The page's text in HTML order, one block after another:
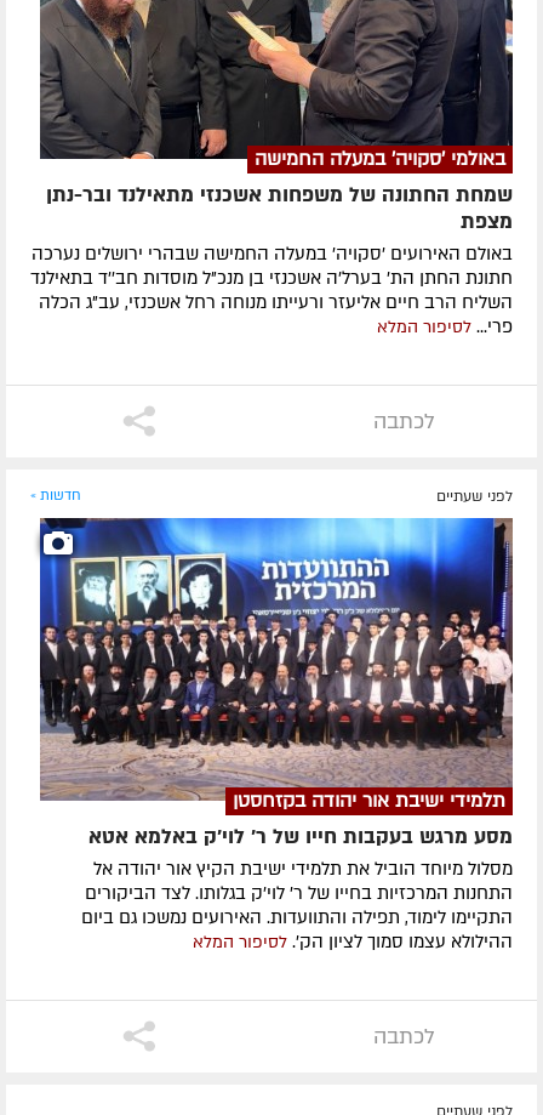
באולמי 'סקויה' במעלה החמישה
שמחת החתונה של משפחות אשכנזי מתאילנד ובר-נתן
מצפת
באולם האירועים 'סקויה' במעלה החמישה שבהרי ירושלים נערכה
חתונת החתן הת' בערל'ה אשכנזי בן מנכ"ל מוסדות חב''ד בתאילנד
השליח הרב חיים אליעזר ורעייתו מנוחה רחל אשכנזי, עב"ג הכלה
פרי... לסיפור המלא
לכתבה
לפני שעתיים חדשות »
תלמידי ישיבת אור יהודה בקזחסטן
מסע מרגש בעקבות חייו של ר' לוי'ק באלמא אטא
מסלול מיוחד הוביל את תלמידי ישיבת הקיץ אור יהודה אל
התחנות המרכזיות בחייו של ר' לוי'ק בגלותו. לצד הביקורים
התקיימו לימוד, תפילה והתוועדות. האירועים נמשכו גם ביום
ההילולא עצמו סמוך לציון הק'. לסיפור המלא
לכתבה